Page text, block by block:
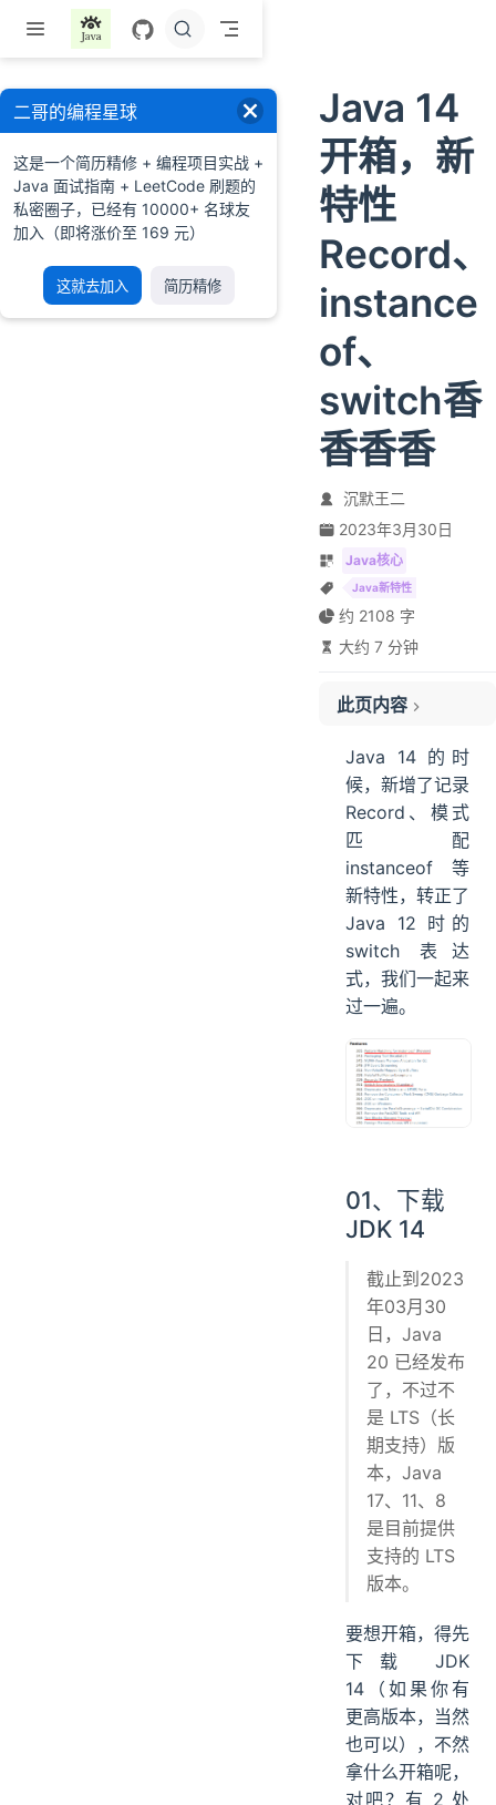
跳至主要內容
Java 14
开箱，新
特性
Record、
instance
of、
switch香
香香香
沉默王二
2023年3月30日
Java核心
Java新特性
约 2108 字
大约 7 分钟
此页内容
01、instanceof
02、Records
03、switch 表达式
04、Text Blocks
Java 14 的时
候，新增了记录
Record、模式
匹配
instanceof 等
新特性，转正了
Java 12 时的
switch 表达
式，我们一起来
过一遍。
01、下载
JDK 14
截止到2023
年03月30
日，Java
20 已经发布
了，不过不
是 LTS（长
期支持）版
本，Java
17、11、8
是目前提供
支持的 LTS
版本。
要想开箱，得先
下载 JDK
14（如果你有
更高版本，当然
也可以），不然
拿什么开箱呢，
对吧？有 2 处
二哥的编程星球
这是一个简历精修 + 编程项目实战 +
Java 面试指南 + LeetCode 刷题的
私密圈子，已经有 10000+ 名球友
加入（即将涨价至 169 元）
这就去加入 简历精修